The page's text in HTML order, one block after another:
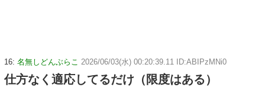
16: 名無しどんぶらこ 2026/06/03(水) 00:20:39.11 ID:ABIPzMNi0
仕方なく適応してるだけ（限度はある）